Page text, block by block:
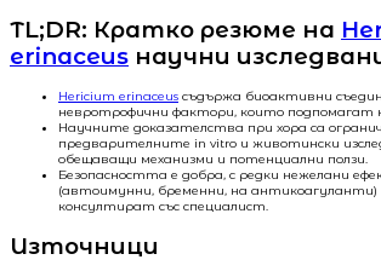
TL;DR: Кратко резюме на
erinaceus научни
Hericium erinaceus съдържа биоактивни
невротрофични фактори, които подпомагат
Научните доказателства при хора са
предварителните in vitro и животински
обещаващи механизми и потенциални ползи.
Безопасността е добра, с редки нежелани
(автоимунни, бременни, на антикоагуланти)
консултират със специалист.
Източници